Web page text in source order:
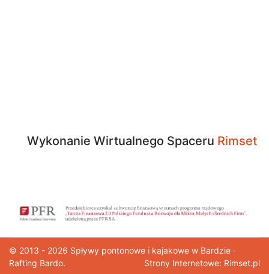
Wykonanie Wirtualnego Spaceru Rimset
© 2013 - 2026 Spływy pontonowe i kajakowe w Bardzie ·
Rafting Bardo.
Strony Internetowe: Rimset.pl